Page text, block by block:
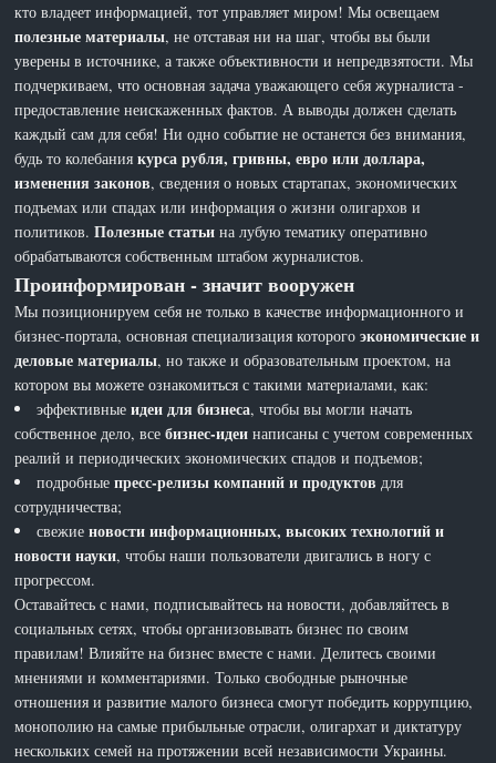
кто владеет информацией, тот управляет миром! Мы освещаем
полезные материалы, не отставая ни на шаг, чтобы вы были
уверены в источнике, а также объективности и непредвзятости. Мы
подчеркиваем, что основная задача уважающего себя журналиста -
предоставление неискаженных фактов. А выводы должен сделать
каждый сам для себя! Ни одно событие не останется без внимания,
будь то колебаниякурса рубля, гривны, евро или доллара,
изменения законов, сведения о новых стартапах, экономических
подъемах или спадах или информация о жизни олигархов и
политиков.Полезные статьи на лубую тематику оперативно
обрабатываются собственным штабом журналистов.
Проинформирован - значит вооружен
Мы позиционируем себя не только в качестве информационного и
бизнес-портала, основная специализация которогоэкономические и
деловые материалы, но также и образовательным проектом, на
котором вы можете ознакомиться с такими материалами, как:
эффективныеидеи для бизнеса, чтобы вы могли начать
собственное дело, всебизнес-идеи написаны с учетом современных
реалий и периодических экономических спадов и подъемов;
подробныепресс-релизы компаний и продуктов для
сотрудничества;
свежиеновости информационных, высоких технологий и
новости науки, чтобы наши пользователи двигались в ногу с
прогрессом.
Оставайтесь с нами, подписывайтесь на новости, добавляйтесь в
социальных сетях, чтобы организовывать бизнес по своим
правилам! Влияйте на бизнес вместе с нами. Делитесь своими
мнениями и комментариями. Только свободные рыночные
отношения и развитие малого бизнеса смогут победить коррупцию,
монополию на самые прибыльные отрасли, олигархат и диктатуру
нескольких семей на протяжении всей независимости Украины.